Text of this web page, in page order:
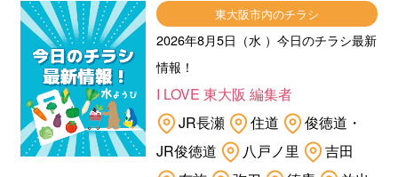
東大阪市内のチラシ
2026年8月5日（水 ）今日のチラシ最新
情報！
I LOVE 東大阪 編集者
JR長瀬
住道
俊徳道・
JR俊徳道
八戸ノ里
吉田